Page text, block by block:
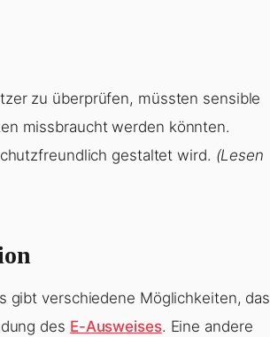
zu überprüfen, müssten sensible
missbraucht werden könnten.
gestaltet wird. (Lesen
gibt verschiedene Möglichkeiten, das
des E-Ausweises. Eine andere